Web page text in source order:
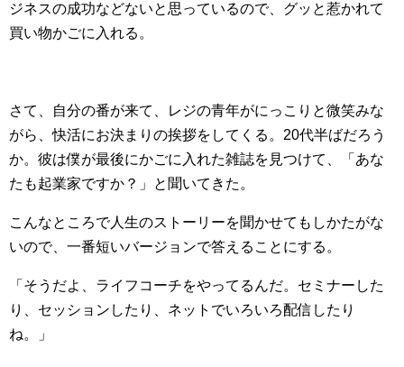
ジネスの成功などないと思っているので、グッと惹かれて
買い物かごに入れる。
さて、自分の番が来て、レジの青年がにっこりと微笑みな
がら、快活にお決まりの挨拶をしてくる。20代半ばだろう
か。彼は僕が最後にかごに入れた雑誌を見つけて、「あな
たも起業家ですか？」と聞いてきた。
こんなところで人生のストーリーを聞かせてもしかたがな
いので、一番短いバージョンで答えることにする。
「そうだよ、ライフコーチをやってるんだ。セミナーした
り、セッションしたり、ネットでいろいろ配信したり
ね。」